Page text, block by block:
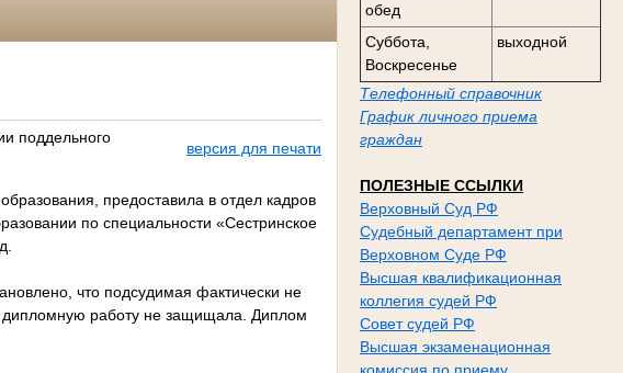
обед
Суббота,
Воскресенье
выходной
Телефонный справочник
График личного приема
граждан
ПОЛЕЗНЫЕ ССЫЛКИ
Верховный Суд РФ
Судебный департамент при
Верховном Суде РФ
Высшая квалификационная
коллегия судей РФ
Совет судей РФ
Высшая экзаменационная
поддельного
версия для печати
предоставила в отдел кадров
по специальности «Сестринское
что подсудимая фактически не
дипломную работу не защищала. Диплом